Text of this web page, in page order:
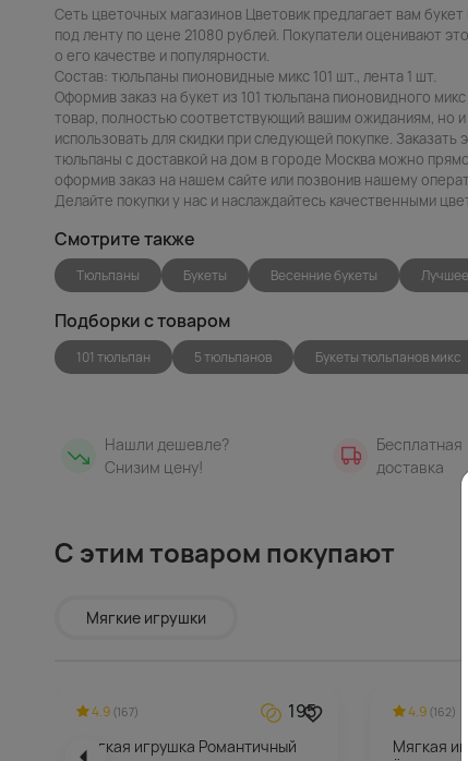
Сеть цветочных магазинов Цветовик предлагает вам
под ленту по цене 21080 рублей. Покупатели оценивают
о его качестве и популярности.
Состав: тюльпаны пионовидные микс 101 шт., лента 1 шт.
Оформив заказ на букет из 101 тюльпана пионовидного
товар, полностью соответствующий вашим ожиданиям, но
использовать для скидки при следующей покупке. Заказать
тюльпаны с доставкой на дом в городе Москва можно
оформив заказ на нашем сайте или позвонив нашему
Делайте покупки у нас и наслаждайтесь качественными
Смотрите также
Тюльпаны Букеты Весенние букеты
Подборки с товаром
101 тюльпан 5 тюльпанов Букеты тюльпанов микс
Нашли дешевле?
Снизим цену!
Бесплатная
доставка
С этим товаром покупают
Мягкие игрушки
4.9 (167) 195
Мягкая игрушка Романтичный
4.9 (162)
Мягкая